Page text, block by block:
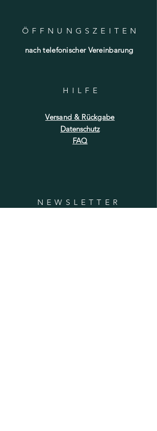
ÖFFNUNGSZEITE N
nach telefonischer Vereinbarung
HILF E
Versand & Rückgabe
Datenschutz
FAQ
NEWSLETTER